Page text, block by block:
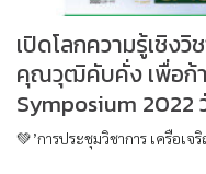
เปิดโลกความรู้เชิง
คุณวุฒิคับคั่ง เพื่อก้า
Symposium 2022
💚’การประชุมวิชาการ เครือเ